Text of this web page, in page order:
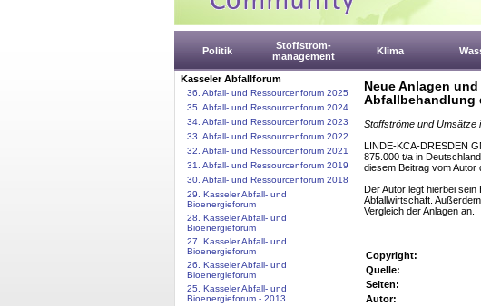
Politik
Stoffstrom-
management
Klima
Kasseler Abfallforum
36. Abfall- und Ressourcenforum 2025
35. Abfall- und Ressourcenforum 2024
34. Abfall- und Ressourcenforum 2023
33. Abfall- und Ressourcenforum 2022
32. Abfall- und Ressourcenforum 2021
31. Abfall- und Ressourcenforum 2019
30. Abfall- und Ressourcenforum 2018
29. Kasseler Abfall- und
Bioenergieforum
28. Kasseler Abfall- und
Bioenergieforum
27. Kasseler Abfall- und
Bioenergieforum
26. Kasseler Abfall- und
Bioenergieforum
25. Kasseler Abfall- und
Bioenergieforum - 2013
Neue Anlagen
Abfallbehandlung
Stoffströme und Umsätze
LINDE-KCA-DRESDEN
875.000 t/a in
diesem Beitrag vom Autor
Der Autor legt hierbei
Abfallwirtschaft.
Vergleich der Anlagen an.
Copyright:
Quelle:
Seiten:
Autor: